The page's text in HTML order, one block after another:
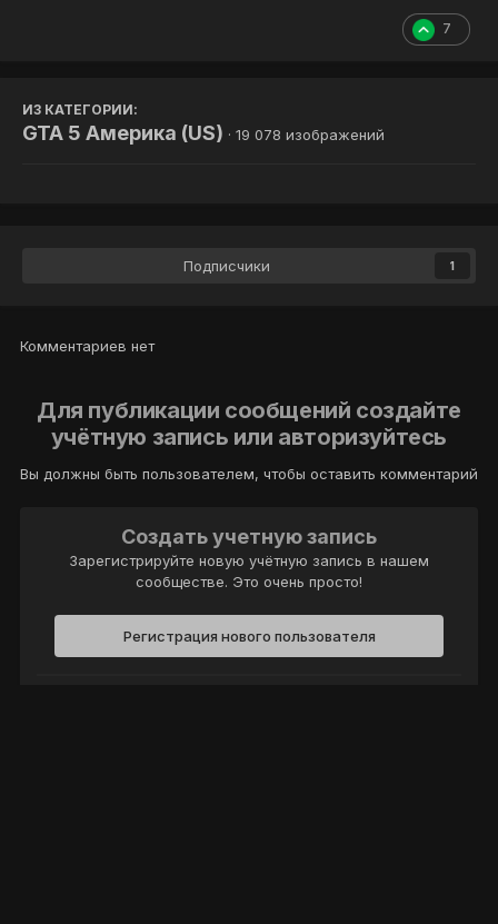
7
ИЗ КАТЕГОРИИ:
GTA 5 Америка (US) · 19 078 изображений
Подписчики 1
Комментариев нет
Для публикации сообщений создайте
учётную запись или авторизуйтесь
Вы должны быть пользователем, чтобы оставить комментарий
Создать учетную запись
Зарегистрируйте новую учётную запись в нашем
сообществе. Это очень просто!
Регистрация нового пользователя